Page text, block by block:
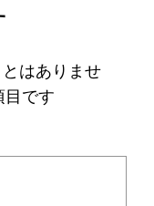
はありませ
目です